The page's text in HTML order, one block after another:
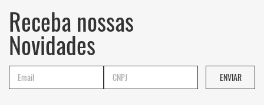
Receba nossas
Novidades